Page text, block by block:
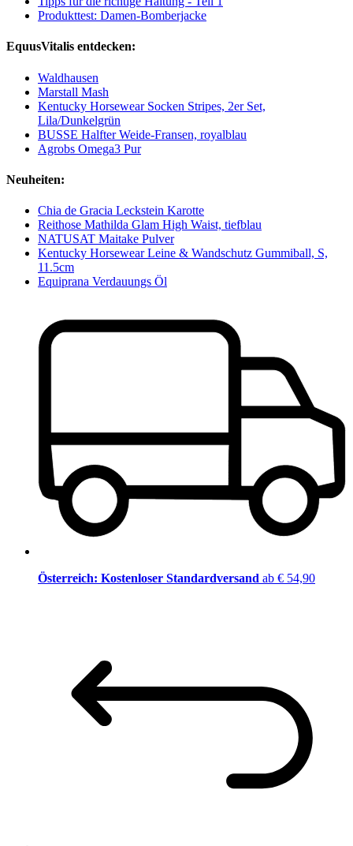
Produkttest: Damen-Bomberjacke
EquusVitalis entdecken:
Waldhausen
Marstall Mash
Kentucky Horsewear Socken Stripes, 2er Set,
Lila/Dunkelgrün
BUSSE Halfter Weide-Fransen, royalblau
Agrobs Omega3 Pur
Neuheiten:
Chia de Gracia Leckstein Karotte
Reithose Mathilda Glam High Waist, tiefblau
NATUSAT Maitake Pulver
Kentucky Horsewear Leine & Wandschutz Gummiball, S,
11.5cm
Equiprana Verdauungs Öl
Österreich: Kostenloser Standardversand ab € 54,90